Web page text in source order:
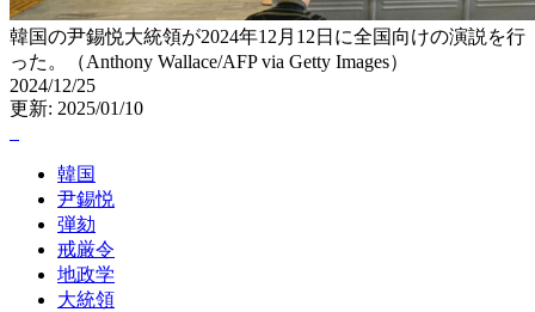
韓国の尹錫悦大統領が2024年12月12日に全国向けの演説を行
った。（Anthony Wallace/AFP via Getty Images）
2024/12/25
更新: 2025/01/10
韓国
尹錫悦
弾劾
戒厳令
地政学
大統領